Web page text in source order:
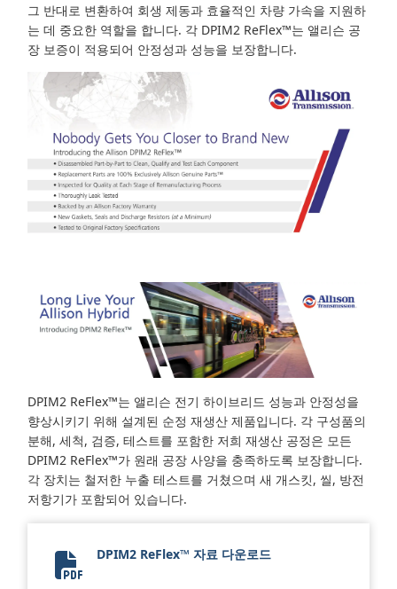
그 반대로 변환하여 회생 제동과 효율적인 차량 가속을 지원하
는 데 중요한 역할을 합니다. 각 DPIM2 ReFlex™는 앨리슨 공
장 보증이 적용되어 안정성과 성능을 보장합니다.
DPIM2 ReFlex™는 앨리슨 전기 하이브리드 성능과 안정성을
향상시키기 위해 설계된 순정 재생산 제품입니다. 각 구성품의
분해, 세척, 검증, 테스트를 포함한 저희 재생산 공정은 모든
DPIM2 ReFlex™가 원래 공장 사양을 충족하도록 보장합니다.
각 장치는 철저한 누출 테스트를 거쳤으며 새 개스킷, 씰, 방전
저항기가 포함되어 있습니다.
DPIM2 ReFlex Flyer 2024
DPIM2 ReFlex™ 자료 다운로드